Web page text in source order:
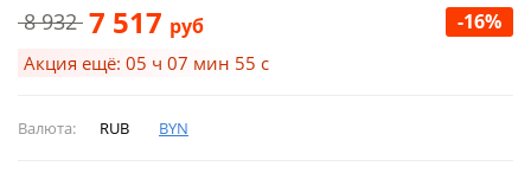
8 932 7 517 руб -16%
Акция ещё: 05 ч 07 мин 55 с
Валюта: RUB BYN